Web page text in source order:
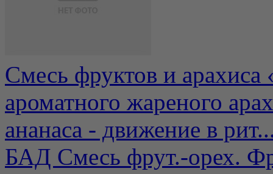
Смесь фруктов и арахиса
ароматного жареного
ананаса - движение в
БАД Смесь фрут.-орех.